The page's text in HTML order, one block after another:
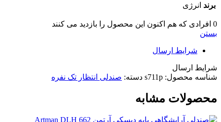
برند انرژی
0 افرادی که هم اکنون این محصول را بازدید می کنند
بستن
شرایط ارسال
شرایط ارسال
شناسه محصول: s711p دسته: صندلی انتظار تک نفره
محصولات مشابه